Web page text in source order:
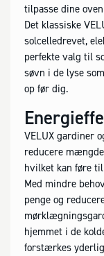
tilpasse dine
Det klassiske
solcelledrevet,
perfekte valg til
søvn i de lyse
op før dig.
VELUX gardiner
reducere
hvilket kan føre
Med mindre
penge og
hjemmet i de
forstærkes